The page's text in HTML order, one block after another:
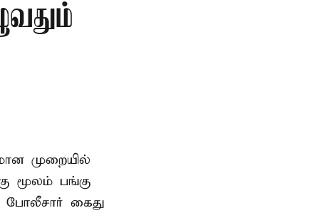
முறையில்
மூலம் பங்கு
போலீசார் கைது